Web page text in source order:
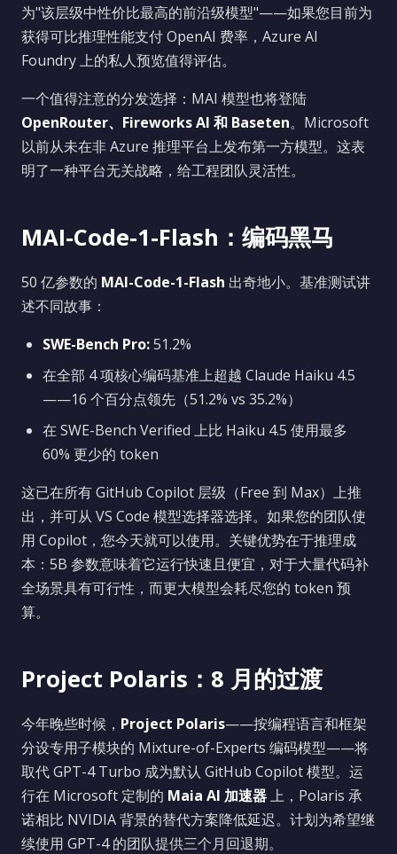
为"该层级中性价比最高的前沿级模型"——如果您目前为
获得可比推理性能支付 OpenAI 费率，Azure AI
Foundry 上的私人预览值得评估。
一个值得注意的分发选择：MAI 模型也将登陆
OpenRouter、Fireworks AI 和 Baseten。Microsoft
以前从未在非 Azure 推理平台上发布第一方模型。这表
明了一种平台无关战略，给工程团队灵活性。
MAI-Code-1-Flash：编码黑马
50 亿参数的 MAI-Code-1-Flash 出奇地小。基准测试讲
述不同故事：
SWE-Bench Pro:51.2%
在全部 4 项核心编码基准上超越 Claude Haiku 4.5
——16 个百分点领先（51.2% vs 35.2%）
在 SWE-Bench Verified 上比 Haiku 4.5 使用最多
60% 更少的 token
这已在所有 GitHub Copilot 层级（Free 到 Max）上推
出，并可从 VS Code 模型选择器选择。如果您的团队使
用 Copilot，您今天就可以使用。关键优势在于推理成
本：5B 参数意味着它运行快速且便宜，对于大量代码补
全场景具有可行性，而更大模型会耗尽您的 token 预
算。
Project Polaris：8 月的过渡
今年晚些时候， Project Polaris——按编程语言和框架
分设专用子模块的 Mixture-of-Experts 编码模型——将
取代 GPT-4 Turbo 成为默认 GitHub Copilot 模型。运
行在 Microsoft 定制的 Maia AI 加速器上，Polaris 承
诺相比 NVIDIA 背景的替代方案降低延迟。计划为希望继
续使用 GPT-4 的团队提供三个月回退期。